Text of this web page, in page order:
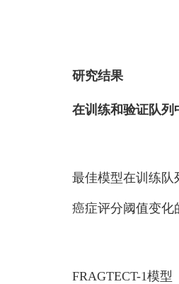
研究结果
在训练和验证队列
最佳模型在训练队
癌症评分阈值变化
FRAGTECT-1模型